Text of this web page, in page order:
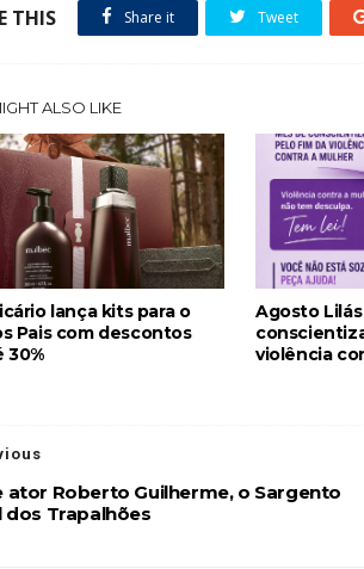
THIS Share it Tweet
ALSO LIKE
lança kits para o
Pais com descontos
30%
Agosto
violência
ator Roberto Guilherme, o Sargento
dos Trapalhões